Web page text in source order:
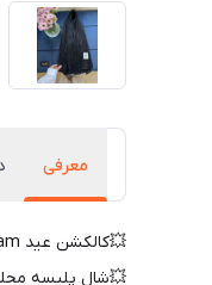
معرفی
💥کالکشن عید Madam
💥شال پلیسه